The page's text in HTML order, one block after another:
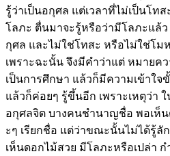
รู้ว่าเป็นอกุศล แต่เวลาที่ไม่เป็นโท
โลภะ ตื่นมาจะรู้หรือว่ามีโลภะแล้
กุศล และไม่ใช่โทสะ หรือไม่ใช่โม
เพราะฉะนั้น จึงมีคำว่าแต่ หมายค
เป็นการศึกษา แล้วก็มีความเข้าใ
แล้วก็ค่อยๆ รู้ขึ้นอีก เพราะเหตุว่า
อกุศลจิต บางคนชำนาญชื่อ พอเห็
ะๆ เรียกชื่อ แต่ว่าขณะนั้นไม่ได้รู้
เห็นดอกไม้สวย มีโลภะหรือเปล่า ก